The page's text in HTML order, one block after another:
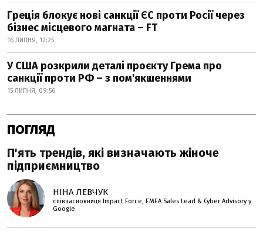
Греція блокує нові санкції ЄС проти Росії через
бізнес місцевого магната – FT
16 ЛИПНЯ, 12:25
У США розкрили деталі проєкту Грема про
санкції проти РФ – з пом'якшеннями
15 ЛИПНЯ, 09:56
ПОГЛЯД
П'ять трендів, які визначають жіноче
підприємництво
НІНА ЛЕВЧУК
співзасновниця Impact Force, EMEA Sales Lead & Cyber Advisory у
Google